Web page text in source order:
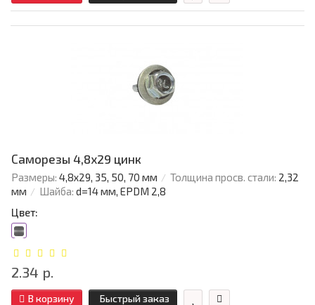
Саморезы 4,8х29 цинк
Размеры: 4,8х29, 35, 50, 70 мм Толщина просв. стали: 2,32
мм
Шайба: d=14 мм, EPDM 2,8
Цвет:
2.34 р.
В корзину Быстрый заказ